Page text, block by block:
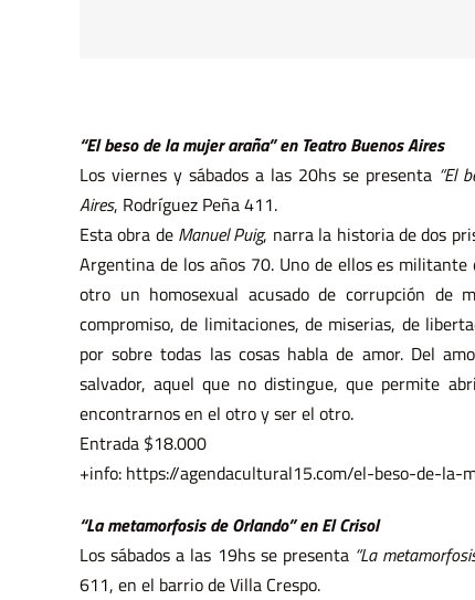
“El beso de la mujer araña” en Teatro Buenos Aires
Los viernes y sábados a las 20hs se presenta “El
Aires, Rodríguez Peña 411.
Esta obra de Manuel Puig, narra la historia de dos
Argentina de los años 70. Uno de ellos es
otro un homosexual acusado de corrupción de
compromiso, de limitaciones, de miserias, de
por sobre todas las cosas habla de amor. Del
salvador, aquel que no distingue, que permite
encontrarnos en el otro y ser el otro.
Entrada $18.000
+info: https://agendacultural15.com/el-beso-de-
“La metamorfosis de Orlando” en El Crisol
Los sábados a las 19hs se presenta “La
611, en el barrio de Villa Crespo.